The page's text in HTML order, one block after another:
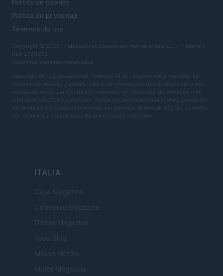
Política de cookies
Política de privacidad
Términos de uso
Copyright © 2026 · Publicado en España por AdHub Media S.r.l. — Número
REA 2729933
Todos los derechos reservados
Descargo de responsabilidad: Finanzas24 se compromete a mantener su
información precisa y actualizada. Esta información puede diferir de lo que
ve cuando visita una institución financiera, un proveedor de servicios o un
sitio de productos específicos. Todos los productos financieros, productos
de compra y servicios se presentan sin garantía. Al evaluar ofertas, consulte
los Términos y Condiciones de la institución financiera.
ITALIA
Casa Magazine
Cineverse Magazine
Donne Magazine
Food Blog
Milano Notizie
Motor Magazine